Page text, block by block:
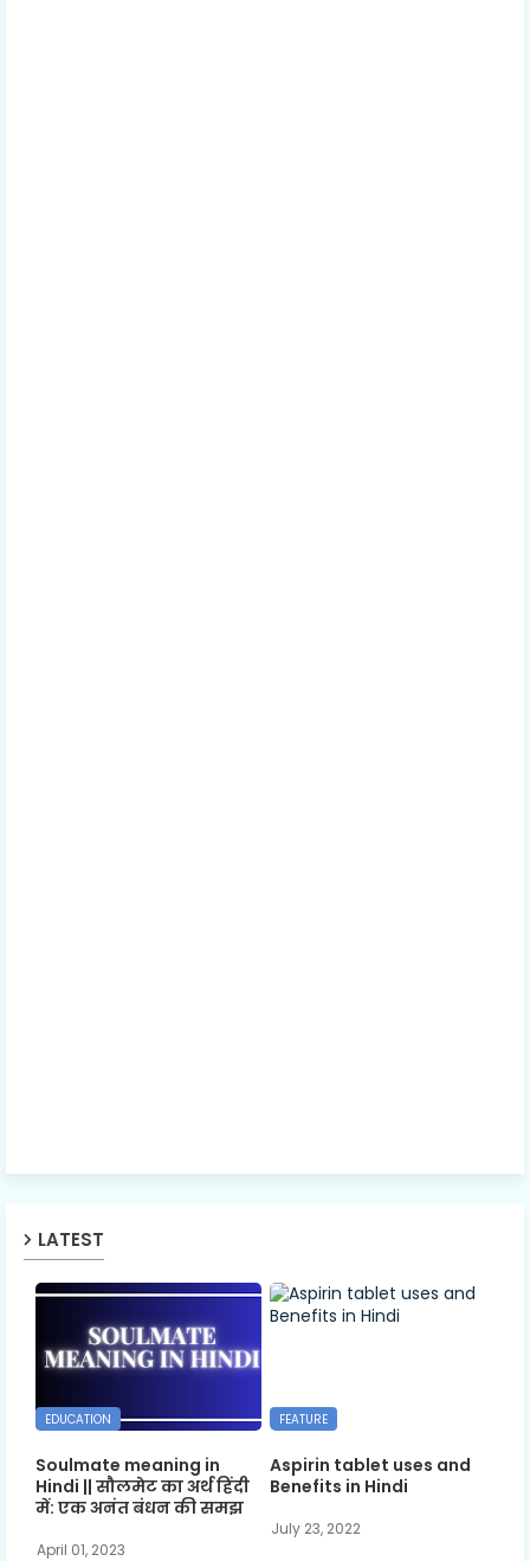
LATEST
EDUCATION
Soulmate meaning in
Hindi || सौलमेट का अर्थ हिंदी
में: एक अनंत बंधन की समझ
April 01, 2023
FEATURE
Aspirin tablet uses and
Benefits in Hindi
July 23, 2022